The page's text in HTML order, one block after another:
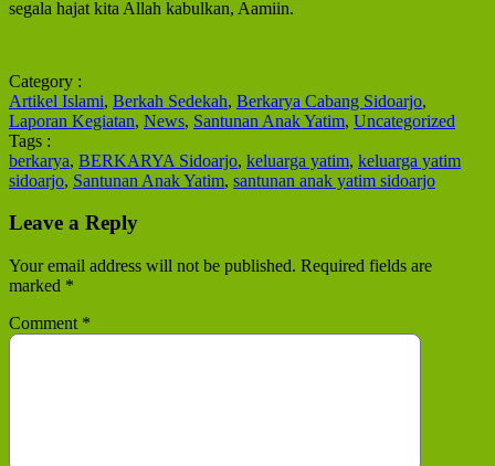
segala hajat kita Allah kabulkan, Aamiin.
Category :
Artikel Islami, Berkah Sedekah, Berkarya Cabang Sidoarjo,
Laporan Kegiatan, News, Santunan Anak Yatim, Uncategorized
Tags :
berkarya, BERKARYA Sidoarjo, keluarga yatim, keluarga yatim
sidoarjo, Santunan Anak Yatim, santunan anak yatim sidoarjo
Leave a Reply
Your email address will not be published. Required fields are
marked *
Comment *